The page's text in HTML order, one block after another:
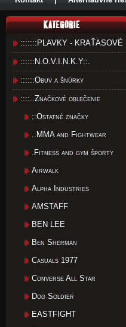
:::::::PLAVKY - KRAŤASOVÉ
::::::N.O.V.I.N.K.Y::.
::::::Obuv a šnúrky
::::..Značkové oblečenie
::Ostatné značky
..MMA and Fightwear
.Fitness and gym športy
Airwalk
Alpha Industries
AMSTAFF
BEN LEE
Ben Sherman
Casuals 1977
Converse All Star
Dog Soldier
EASTFIGHT